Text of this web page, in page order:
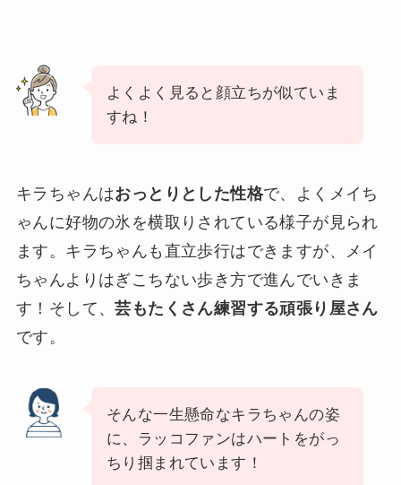
よくよく見ると顔立ちが似ていま
すね！
キラちゃんはおっとりとした性格で、よくメイち
ゃんに好物の氷を横取りされている様子が見られ
ます。キラちゃんも直立歩行はできますが、メイ
ちゃんよりはぎこちない歩き方で進んでいきま
す！そして、芸もたくさん練習する頑張り屋さん
です。
そんな一生懸命なキラちゃんの姿
に、ラッコファンはハートをがっ
ちり掴まれています！